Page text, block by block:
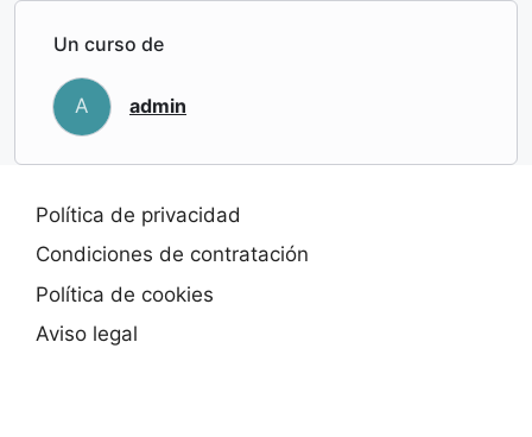
Un curso de
A admin
Política de privacidad
Condiciones de contratación
Política de cookies
Aviso legal